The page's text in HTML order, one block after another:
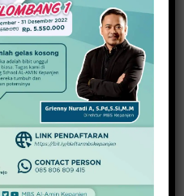
Puasa dan
Anda Ketahui